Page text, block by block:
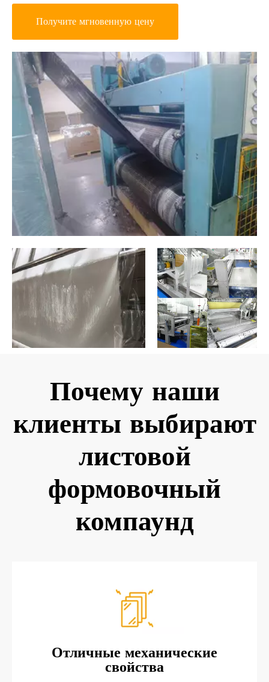
Получите мгновенную цену
Почему наши
клиенты выбирают
листовой
формовочный
компаунд
Отличные механические
свойства